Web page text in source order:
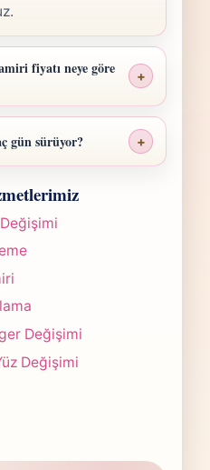
fiyatı neye göre
+
Tamiri fiyatı; ölçü,
yoğunluğu ve teslim
Fotoğraf
anlaşılır bir aralık
gün sürüyor? +
göre değişir.
hedefiyle çalışır,
bildiririz.
Değişimi
Değişimi